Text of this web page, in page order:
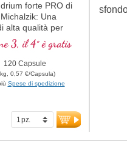
forte PRO di
Una
alta qualità per
il metabolismo
e la salute
NADH, Q10,
e Tiamina, che
il metabolismo
R-Lipoato.
senza alluminio e
3, il 4° è gratis
120 Capsule
0,57 €/Capsula)
Spese di spedizione